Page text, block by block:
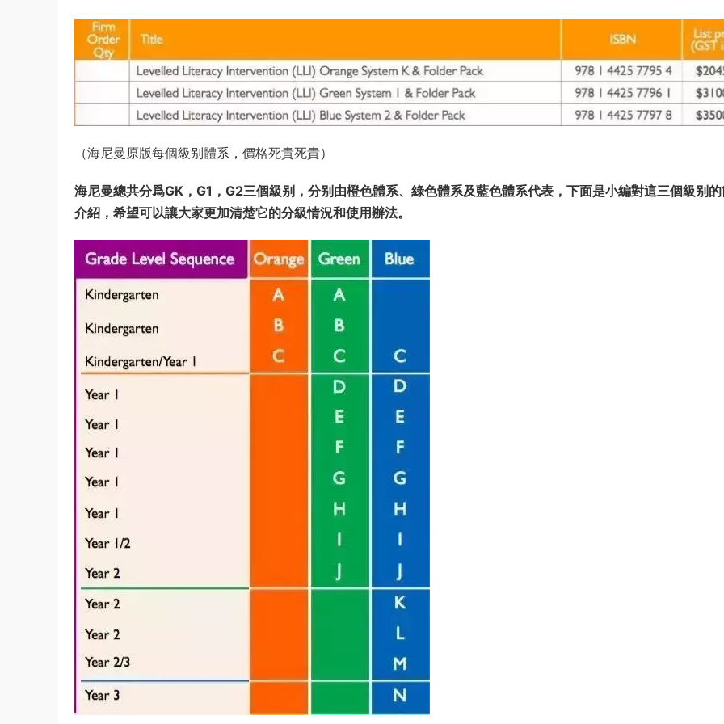
（海尼曼原版每個級别體系，價格死貴死貴）
海尼曼總共分爲GK，G1，G2三個級别，分别由橙色體系、綠色體系及藍色體系代表，下面是小編對這三個級别
介紹，希望可以讓大家更加清楚它的分級情況和使用辦法。